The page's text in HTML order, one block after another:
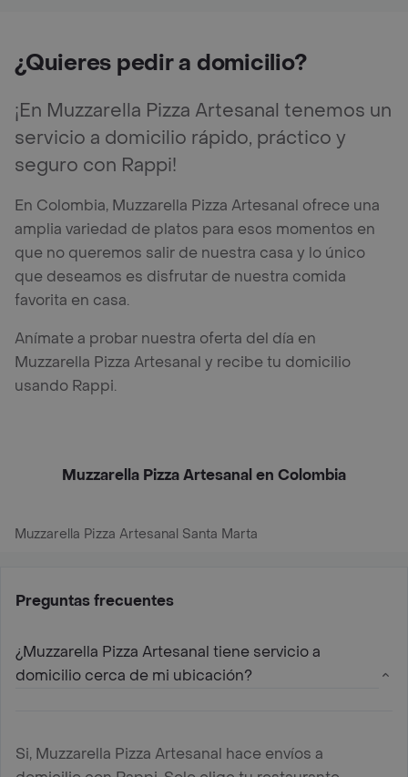
¿Quieres pedir a domicilio?
¡En Muzzarella Pizza Artesanal tenemos un
servicio a domicilio rápido, práctico y
seguro con Rappi!
En Colombia, Muzzarella Pizza Artesanal ofrece una
amplia variedad de platos para esos momentos en
que no queremos salir de nuestra casa y lo único
que deseamos es disfrutar de nuestra comida
favorita en casa.
Anímate a probar nuestra oferta del día en
Muzzarella Pizza Artesanal y recibe tu domicilio
usando Rappi.
Muzzarella Pizza Artesanal en Colombia
Muzzarella Pizza Artesanal Santa Marta
Preguntas frecuentes
¿Muzzarella Pizza Artesanal tiene servicio a
domicilio cerca de mi ubicación?
Si, Muzzarella Pizza Artesanal hace envíos a